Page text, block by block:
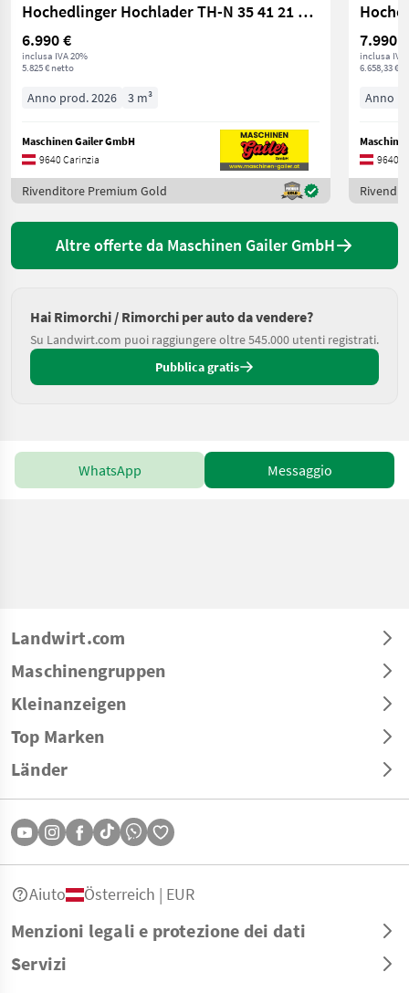
Hochedlinger Hochlader TH-N 35 41 21 V-AL
6.990 €
inclusa IVA 20%
5.825 € netto
Anno prod. 2026 3 m³
Maschinen Gailer GmbH
9640 Carinzia
Rivenditore Premium Gold
7.990 €
inclusa IVA
6.658,33 €
Anno
9640
Altre offerte da Maschinen Gailer GmbH
Hai Rimorchi / Rimorchi per auto da vendere?
Su Landwirt.com puoi raggiungere oltre 545.000 utenti registrati.
Pubblica gratis
WhatsApp Messaggio
Landwirt.com
Maschinengruppen
Kleinanzeigen
Top Marken
Länder
Menzioni legali e protezione dei dati
Servizi
Aiuto Österreich | EUR